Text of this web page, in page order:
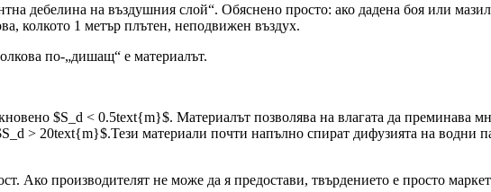
дебелина на въздушния слой“. Обяснено просто: ако дадена боя или
колкото 1 метър плътен, неподвижен въздух.
по-„дишащ“ е материалът.
$S_d < 0.5text{m}$. Материалът позволява на влагата да преминава
> 20text{m}$.Тези материали почти напълно спират дифузията на водни
Ако производителят не може да я предостави, твърдението е просто